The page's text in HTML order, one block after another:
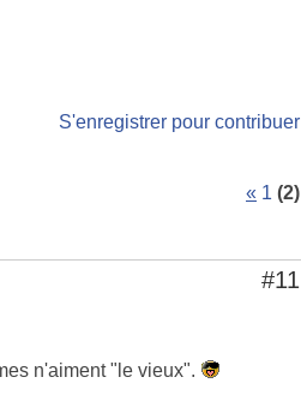
S'enregistrer pour contribuer
« 1 (2)
#11
n'aiment "le vieux".